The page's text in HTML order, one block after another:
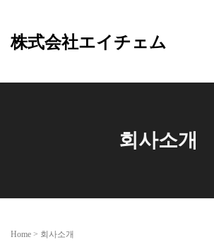
株式会社エイチェム
회사소개
Home > 회사소개